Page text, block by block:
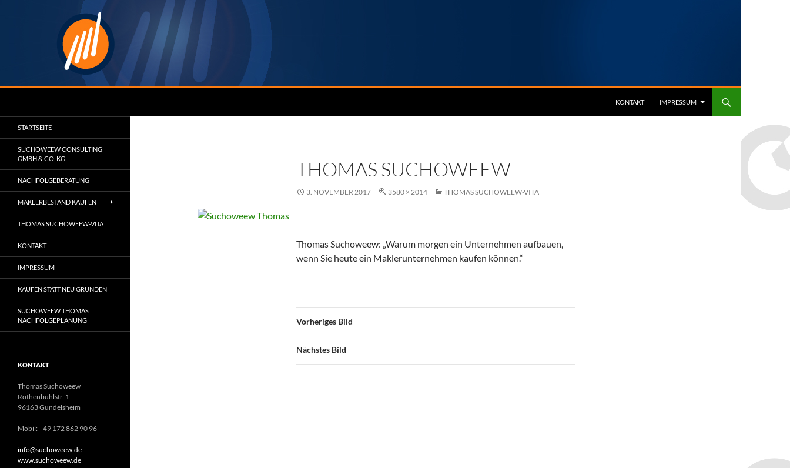
KONTAKT IMPRESSUM
THOMAS SUCHOWEEW
3. NOVEMBER 2017 3580 × 2014 THOMAS SUCHOWEEW-VITA
Thomas Suchoweew: „Warum morgen ein Unternehmen aufbauen,
wenn Sie heute ein Maklerunternehmen kaufen können.“
Vorheriges Bild
Nächstes Bild
STARTSEITE
SUCHOWEEW CONSULTING
GMBH & CO. KG
NACHFOLGEBERATUNG
MAKLERBESTAND KAUFEN
THOMAS SUCHOWEEW-VITA
KONTAKT
IMPRESSUM
KAUFEN STATT NEU GRÜNDEN
SUCHOWEEW THOMAS
NACHFOLGEPLANUNG
KONTAKT
Thomas Suchoweew
Rothenbühlstr. 1
96163 Gundelsheim
Mobil: +49 172 862 90 96
info@suchoweew.de
www.suchoweew.de